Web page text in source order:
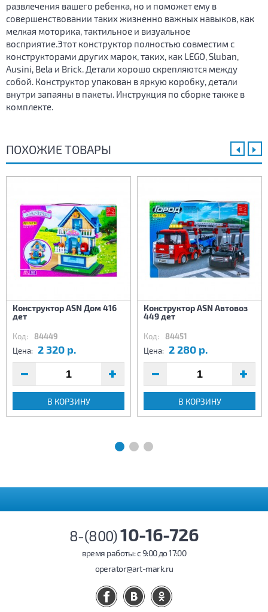
развлечения вашего ребенка, но и поможет ему в
совершенствовании таких жизненно важных навыков, как
мелкая моторика, тактильное и визуальное
восприятие.Этот конструктор полностью совместим с
конструкторами других марок, таких, как LEGO, Sluban,
Ausini, Bela и Brick. Детали хорошо скрепляются между
собой. Конструктор упакован в яркую коробку, детали
внутри запаяны в пакеты. Инструкция по сборке также в
комплекте.
ПОХОЖИЕ ТОВАРЫ
Конструктор ASN Дом 416
дет
Код: 84449
Цена: 2 320 р.
В КОРЗИНУ
Конструктор ASN Автовоз
449 дет
Код: 84451
Цена: 2 280 р.
В КОРЗИНУ
8-(800)10-16-726
время работы: c 9:00 до 17:00
operator@art-mark.ru